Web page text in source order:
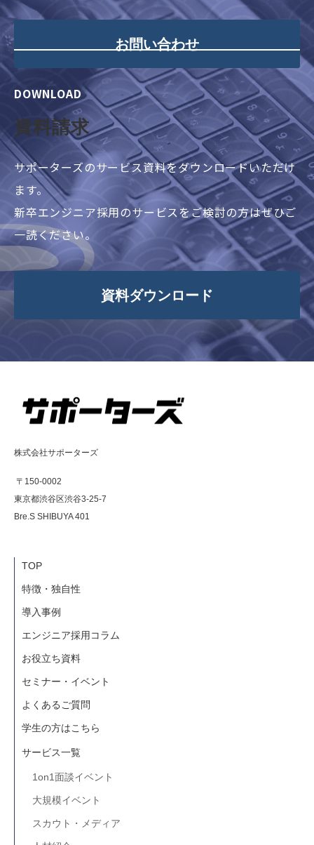
お問い合わせ
DOWNLOAD
資料請求
サポーターズのサービス資料をダウンロードいただけ
ます。
新卒エンジニア採用のサービスをご検討の方はぜひご
一読ください。
資料ダウンロード
株式会社サポーターズ
〒150-0002
東京都渋谷区渋谷3-25-7
Bre.S SHIBUYA 401
TOP
特徴・独自性
導入事例
エンジニア採用コラム
お役立ち資料
セミナー・イベント
よくあるご質問
学生の方はこちら
サービス一覧
1on1面談イベント
大規模イベント
スカウト・メディア